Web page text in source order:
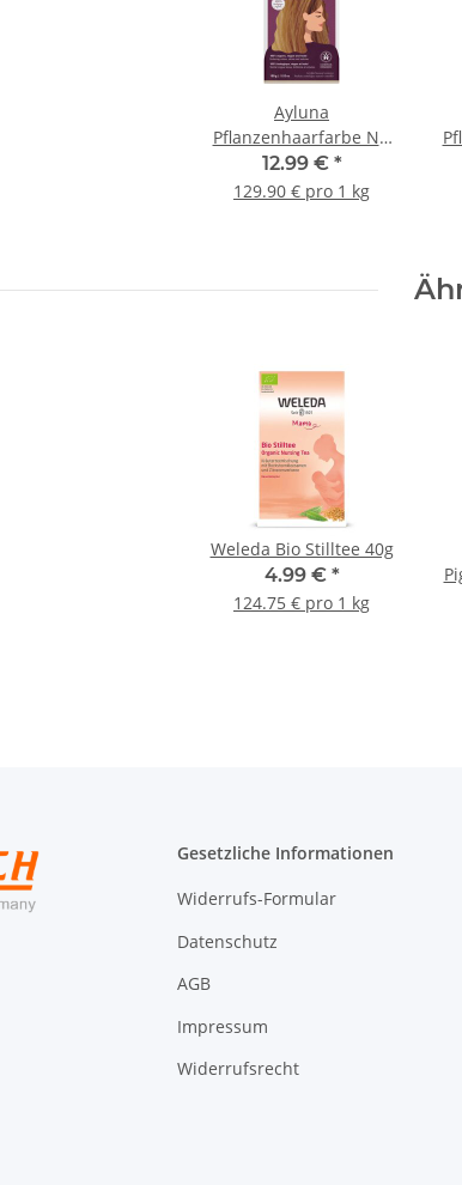
Ayluna
Pflanzenhaarfarbe Nr.
30 Karamellblond 100g
12.99 € *
129.90 € pro 1 kg
Weleda Bio Stilltee 40g
4.99 € *
124.75 € pro 1 kg
Gesetzliche Informationen
Widerrufs-Formular
Datenschutz
AGB
Impressum
Widerrufsrecht